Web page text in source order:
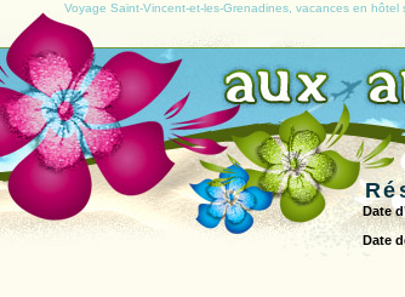
Voyage Saint-Vincent-et-les-Grenadines, vacances en hôtel
Date
Date